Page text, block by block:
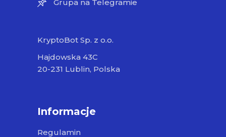
Grupa na Telegramie
KryptoBot Sp. z o.o.
Hajdowska 43C
20-231 Lublin, Polska
Informacje
Regulamin